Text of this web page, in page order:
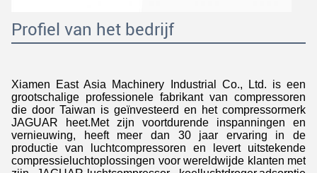
Profiel van het bedrijf
Xiamen East Asia Machinery Industrial Co., Ltd. is een
grootschalige professionele fabrikant van compressoren
die door Taiwan is geïnvesteerd en het compressormerk
JAGUAR heet.Met zijn voortdurende inspanningen en
vernieuwing, heeft meer dan 30 jaar ervaring in de
productie van luchtcompressoren en levert uitstekende
compressieluchtoplossingen voor wereldwijde klanten met